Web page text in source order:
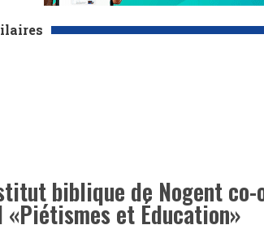
biblique de Nogent
et Éducation»